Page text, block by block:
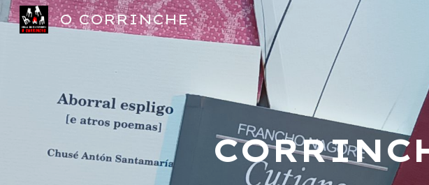
Skip to main content
O CORRINCHE